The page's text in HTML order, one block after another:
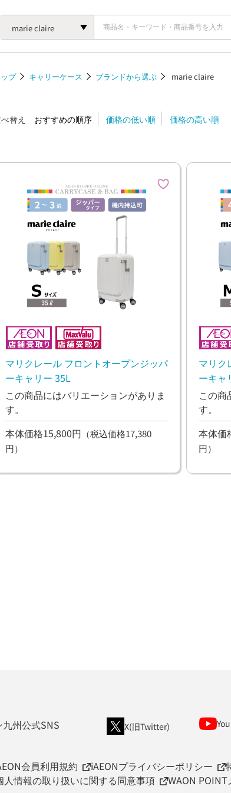
marie claire
ップ キャリーケース ブランドから選ぶ marie claire
替え おすすめの順序 価格の低い順 価格の高い順
マリクレール フロントオープンジッパ
ーキャリー 35L
この商品にはバリエーションがありま
す。
本体価格15,800円 （税込価格17,380
円）
マリク
ーキャ
この商
す。
本体価
円）
九州公式SNS X(旧Twitter)
会員利用規約 iAEONプライバシーポリシー
情報の取り扱いに関する同意事項
WAON